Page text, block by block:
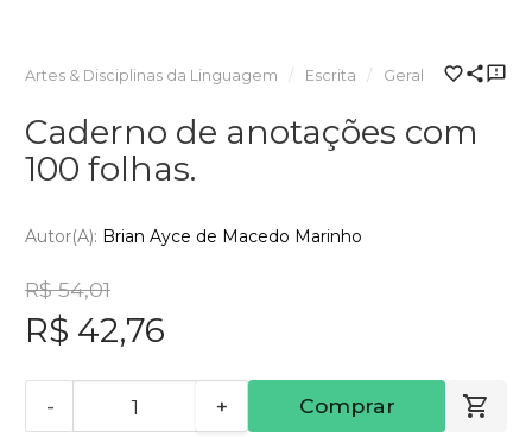
Artes & Disciplinas da Linguagem Escrita Geral
Caderno de anotações com
100 folhas.
Autor(a): Brian Ayce de Macedo Marinho
R$ 54,01
R$ 42,76
- + Comprar